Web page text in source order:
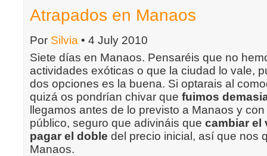
Atrapados en Manaos
Por Silvia • 4 July 2010
Siete días en Manaos. Pensaréis que no
actividades exóticas o que la ciudad lo vale,
dos opciones es la buena. Si optarais al
quizá os pondrían chivar que fuimos
llegamos antes de lo previsto a Manaos y
público, seguro que adivináis que cambiar el
pagar el doble del precio inicial, así que nos
Manaos.